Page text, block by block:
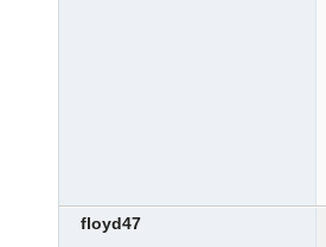
floyd47